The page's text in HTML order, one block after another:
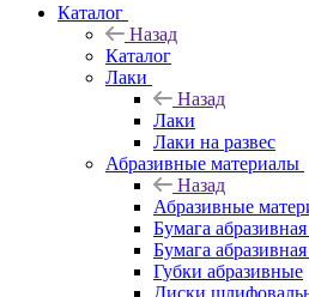
Каталог
Назад
Каталог
Лаки
Назад
Лаки
Лаки на развес
Абразивные материалы
Назад
Абразивные
Бумага
Бумага
Губки абразивные
Диски